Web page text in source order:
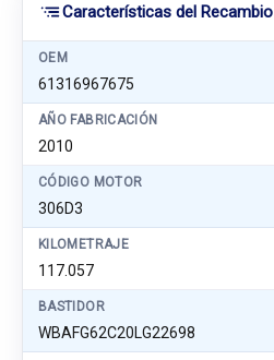
Características del Recambio
OEM
61316967675
AÑO FABRICACIÓN
2010
CÓDIGO MOTOR
306D3
KILOMETRAJE
117.057
BASTIDOR
WBAFG62C20LG22698